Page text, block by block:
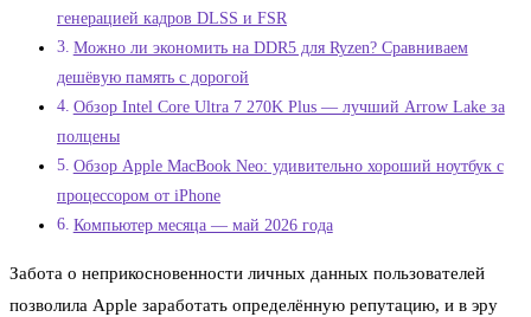
генерацией кадров DLSS и FSR
Можно ли экономить на DDR5 для Ryzen? Сравниваем
дешёвую память с дорогой
Обзор Intel Core Ultra 7 270K Plus — лучший Arrow Lake за
полцены
Обзор Apple MacBook Neo: удивительно хороший ноутбук с
процессором от iPhone
Компьютер месяца — май 2026 года
Забота о неприкосновенности личных данных пользователей
позволила Apple заработать определённую репутацию, и в эру